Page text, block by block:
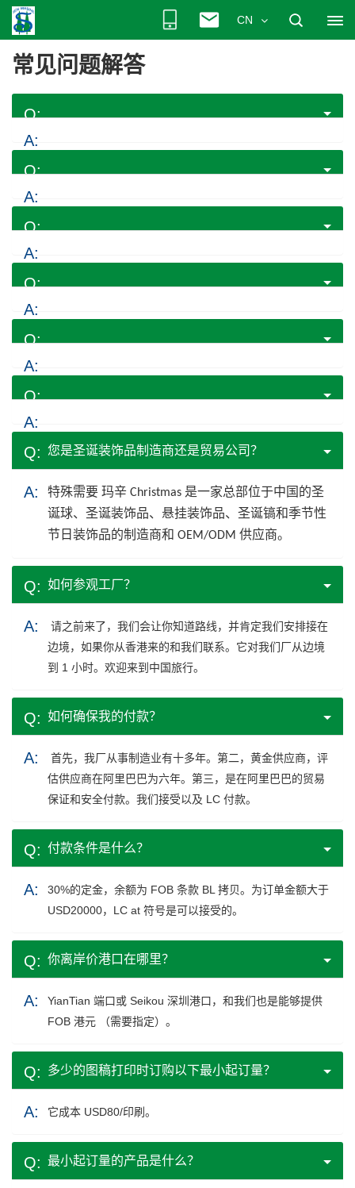
CN
常见问题解答
您是圣诞装饰品制造商还是贸易公司？
特殊需要 玛辛 Christmas 是一家总部位于中国的圣
诞球、圣诞装饰品、悬挂装饰品、圣诞镐和季节性
节日装饰品的制造商和 OEM/ODM 供应商。
如何参观工厂？
请之前来了，我们会让你知道路线，并肯定我们安排接在
边境，如果你从香港来的和我们联系。它对我们厂从边境
到 1 小时。欢迎来到中国旅行。
如何确保我的付款？
首先，我厂从事制造业有十多年。第二，黄金供应商，评
估供应商在阿里巴巴为六年。第三，是在阿里巴巴的贸易
保证和安全付款。我们接受以及 LC 付款。
付款条件是什么？
30%的定金，余额为 FOB 条款 BL 拷贝。为订单金额大于
USD20000，LC at 符号是可以接受的。
你离岸价港口在哪里？
YianTian 端口或 Seikou 深圳港口，和我们也是能够提供
FOB 港元 （需要指定）。
多少的图稿打印时订购以下最小起订量？
它成本 USD80/印刷。
最小起订量的产品是什么？